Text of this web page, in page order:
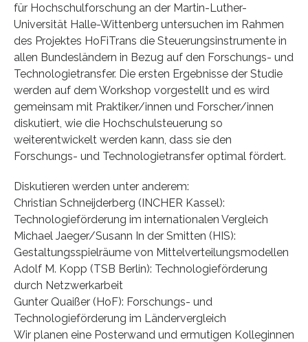
für Hochschulforschung an der Martin-Luther-
Universität Halle-Wittenberg untersuchen im Rahmen
des Projektes HoFiTrans die Steuerungsinstrumente in
allen Bundesländern in Bezug auf den Forschungs- und
Technologietransfer. Die ersten Ergebnisse der Studie
werden auf dem Workshop vorgestellt und es wird
gemeinsam mit Praktiker/innen und Forscher/innen
diskutiert, wie die Hochschulsteuerung so
weiterentwickelt werden kann, dass sie den
Forschungs- und Technologietransfer optimal fördert.
Diskutieren werden unter anderem:
Christian Schneijderberg (INCHER Kassel):
Technologieförderung im internationalen Vergleich
Michael Jaeger/Susann In der Smitten (HIS):
Gestaltungsspielräume von Mittelverteilungsmodellen
Adolf M. Kopp (TSB Berlin): Technologieförderung
durch Netzwerkarbeit
Gunter Quaißer (HoF): Forschungs- und
Technologieförderung im Ländervergleich
Wir planen eine Posterwand und ermutigen Kolleginnen